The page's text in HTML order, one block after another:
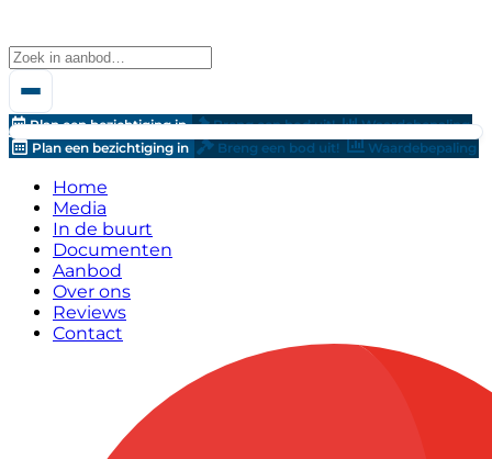
Plan een bezichtiging in Breng een bod uit!
Waardebepaling
Plan een bezichtiging in
Breng een bod uit! Waardebepaling
Home
Media
In de buurt
Documenten
Aanbod
Over ons
Reviews
Contact